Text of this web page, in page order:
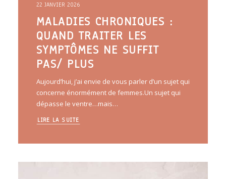
22 JANVIER 2026
MALADIES CHRONIQUES :
QUAND TRAITER LES
SYMPTÔMES NE SUFFIT
PAS/ PLUS
Aujourd’hui, j’ai envie de vous parler d’un sujet qui
concerne énormément de femmes.Un sujet qui
dépasse le ventre…mais…
LIRE LA SUITE